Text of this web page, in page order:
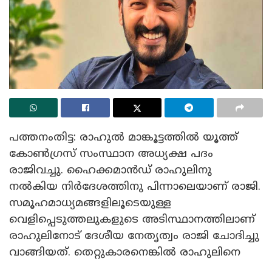
പത്തനംതിട്ട: രാഹുൽ മാങ്കൂട്ടത്തിൽ യൂത്ത്
കോൺഗ്രസ് സംസ്ഥാന അധ്യക്ഷ പദം
രാജിവച്ചു. ഹൈക്കമാൻഡ് രാഹുലിനു
നൽകിയ നിർദേശത്തിനു പിന്നാലെയാണ് രാജി.
സമൂഹമാധ്യമങ്ങളിലൂടെയുള്ള
വെളിപ്പെടുത്തലുകളുടെ അടിസ്ഥാനത്തിലാണ്
രാഹുലിനോട് ദേശീയ നേതൃത്വം രാജി ചോദിച്ചു
വാങ്ങിയത്. തെറ്റുകാരനെങ്കിൽ രാഹുലിനെ